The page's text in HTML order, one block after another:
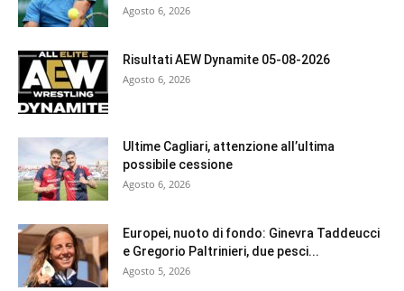
Agosto 6, 2026
Risultati AEW Dynamite 05-08-2026
Agosto 6, 2026
Ultime Cagliari, attenzione all’ultima
possibile cessione
Agosto 6, 2026
Europei, nuoto di fondo: Ginevra Taddeucci
e Gregorio Paltrinieri, due pesci...
Agosto 5, 2026